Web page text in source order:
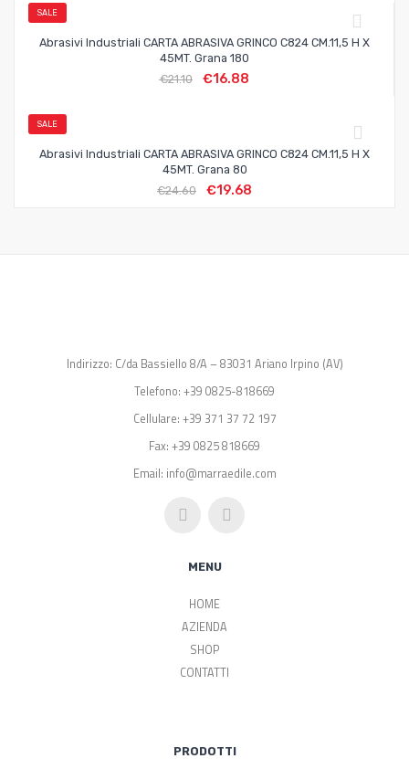
SALE
Abrasivi Industriali CARTA ABRASIVA GRINCO C824 CM.11,5 H X
45MT. Grana 180
€21.10 €16.88
SALE
Abrasivi Industriali CARTA ABRASIVA GRINCO C824 CM.11,5 H X
45MT. Grana 80
€24.60 €19.68
Indirizzo: C/da Bassiello 8/A – 83031 Ariano Irpino (AV)
Telefono: +39 0825-818669
Cellulare: +39 371 37 72 197
Fax: +39 0825 818669
Email: info@marraedile.com
MENU
HOME
AZIENDA
SHOP
CONTATTI
PRODOTTI